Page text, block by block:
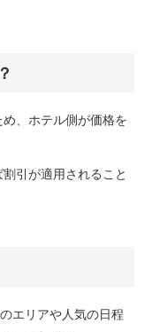
め、ホテル側が価格を
引が適用されること
エリアや人気の日程